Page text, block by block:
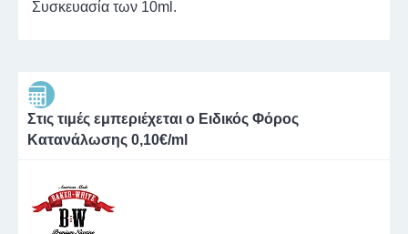
Συσκευασία των 10ml.
Στις τιμές εμπεριέχεται ο Ειδικός Φόρος
Κατανάλωσης 0,10€/ml